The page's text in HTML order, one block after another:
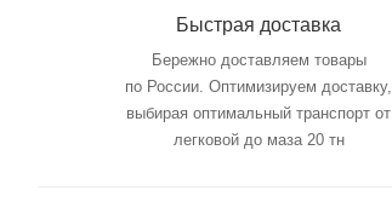
Быстрая доставка
Бережно доставляем товары
по России. Оптимизируем доставку,
выбирая оптимальный транспорт от
легковой до маза 20 тн